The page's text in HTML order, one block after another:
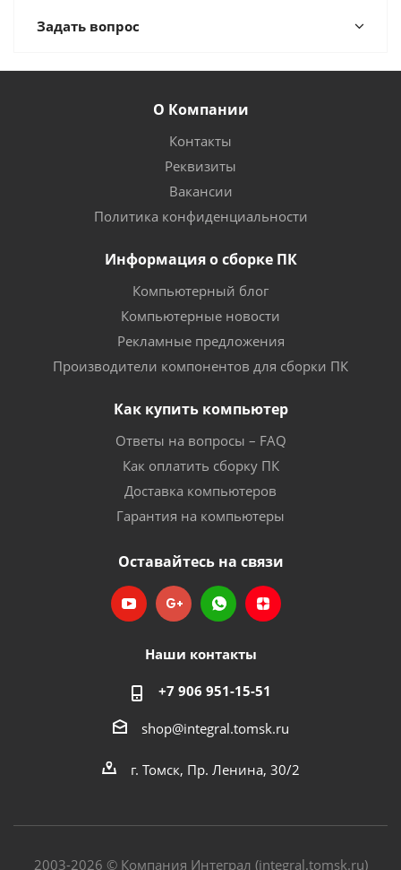
Задать вопрос
О Компании
Контакты
Реквизиты
Вакансии
Политика конфиденциальности
Информация о сборке ПК
Компьютерный блог
Компьютерные новости
Рекламные предложения
Производители компонентов для сборки ПК
Как купить компьютер
Ответы на вопросы – FAQ
Как оплатить сборку ПК
Доставка компьютеров
Гарантия на компьютеры
Оставайтесь на связи
Наши контакты
+7 906 951-15-51
shop@integral.tomsk.ru
г. Томск, Пр. Ленина, 30/2
2003-2026 © Компания Интеграл (integral.tomsk.ru)